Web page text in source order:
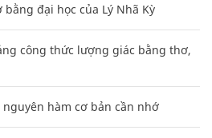
đại học của Lý Nhã Kỳ
công thức lượng giác bằng thơ,
hàm cơ bản cần nhớ